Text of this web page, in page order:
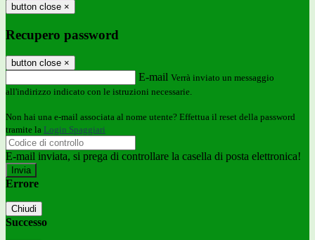
button close ×
Recupero password
button close ×
E-mail Verrà inviato un messaggio
all'indirizzo indicato con le istruzioni necessarie.
Non hai una e-mail associata al nome utente? Effettua il reset della password
tramite la Login Spaggiari
E-mail inviata, si prega di controllare la casella di posta elettronica!
Errore
Chiudi
Successo